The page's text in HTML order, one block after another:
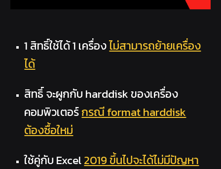
1 สิทธิ์ใช้ได้ 1 เครื่องไม่สามารถย้ายเครื่อง
ได้
สิทธิ์ จะผูกกับ harddisk ของเครื่อง
คอมพิวเตอร์กรณี format harddisk
ต้องซื้อใหม่
ใช้คู่กับ Excel2019 ขึ้นไปจะได้ไม่มีปัญหา